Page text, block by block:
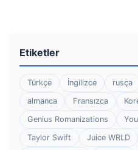
Etiketler
Türkçe İngilizce rusça
almanca
Fransızca
Genius Romanizations
Taylor Swift
Juice WRLD